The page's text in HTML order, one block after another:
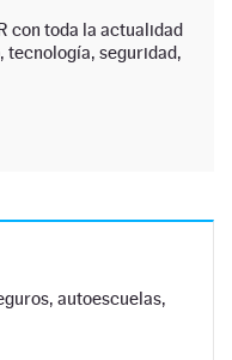
con toda la actualidad
tecnología, seguridad,
autoescuelas,